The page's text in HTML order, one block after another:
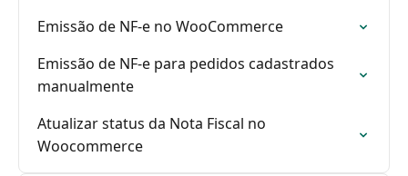
Emissão de NF-e no WooCommerce
Emissão de NF-e para pedidos cadastrados
manualmente
Atualizar status da Nota Fiscal no
Woocommerce